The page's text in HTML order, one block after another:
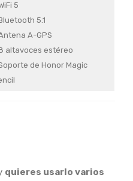
5
5.1
A-GPS
altavoces estéreo
de Honor Magic
quieres usarlo varios